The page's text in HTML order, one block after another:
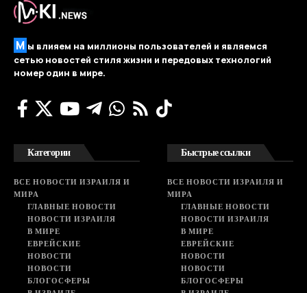
М ы влияем на миллионы пользователей и являемся
сетью новостей стиля жизни и передовых технологий
номер один в мире.
Категории
ВСЕ НОВОСТИ ИЗРАИЛЯ И
МИРА
ГЛАВНЫЕ НОВОСТИ
НОВОСТИ ИЗРАИЛЯ
В МИРЕ
ЕВРЕЙСКИЕ
НОВОСТИ
НОВОСТИ
БЛОГОСФЕРЫ
Быстрые ссылки
ВСЕ НОВОСТИ ИЗРАИЛЯ И
МИРА
ГЛАВНЫЕ НОВОСТИ
НОВОСТИ ИЗРАИЛЯ
В МИРЕ
ЕВРЕЙСКИЕ
НОВОСТИ
НОВОСТИ
БЛОГОСФЕРЫ